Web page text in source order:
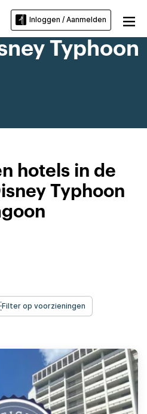
Inloggen / Aanmelden
Typhoon
hotels in de
Typhoon
Filter op voorzieningen